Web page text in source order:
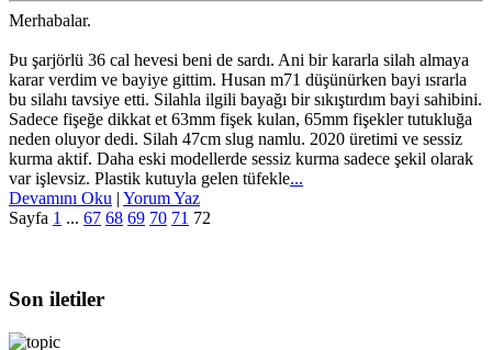
Merhabalar.
Þu şarjörlü 36 cal hevesi beni de sardı. Ani bir kararla silah almaya
karar verdim ve bayiye gittim. Husan m71 düşünürken bayi ısrarla
bu silahı tavsiye etti. Silahla ilgili bayağı bir sıkıştırdım bayi sahibini.
Sadece fişeğe dikkat et 63mm fişek kulan, 65mm fişekler tutukluğa
neden oluyor dedi. Silah 47cm slug namlu. 2020 üretimi ve sessiz
kurma aktif. Daha eski modellerde sessiz kurma sadece şekil olarak
var işlevsiz. Plastik kutuyla gelen tüfekle...
Devamını Oku | Yorum Yaz
Sayfa 1 ... 67 68 69 70 71 72
Son iletiler